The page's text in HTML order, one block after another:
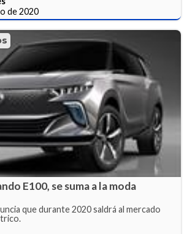
de 2020
E100, se suma a la moda
que durante 2020 saldrá al mercado